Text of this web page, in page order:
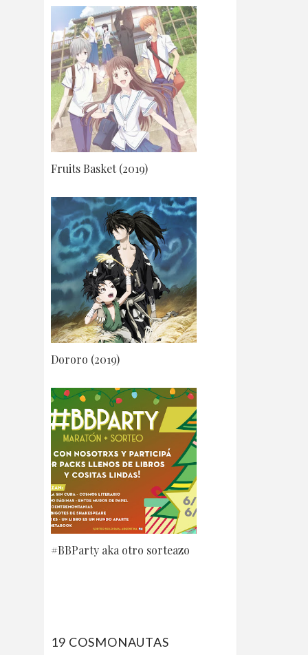
Fruits Basket (2019)
Dororo (2019)
#BBParty aka otro sorteazo
19 COSMONAUTAS